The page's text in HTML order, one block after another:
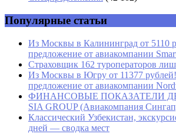
Популярные статьи
Из Москвы в Калининград от 5110
предложение от авиакомпании
Страховщик 162 туроператоров
Из Москвы в Югру от 11377
предложение от авиакомпании
ФИНАНСОВЫЕ ПОКАЗАТЕЛИ
SIA GROUP (Авиакомпания
Классический Узбекистан,
дней — сводка мест